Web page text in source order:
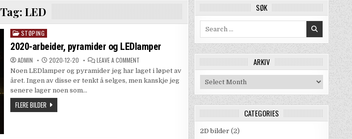
Tag:LED
Posted
in
STØPING
2020-arbeider, pyramider og LEDlamper
ADMIN 2020-12-20 LEAVE A COMMENT
ARBEIDER,
PYRAMIDER
OG
Noen LEDlamper og pyramider jeg har laget i løpet av
året. Ingen av disse er tenkt å selges, men kanskje jeg
senere lager noen som…
FLERE BILDER
SØK
ARKIV
Arkiv
CATEGORIES
2D bilder (2)